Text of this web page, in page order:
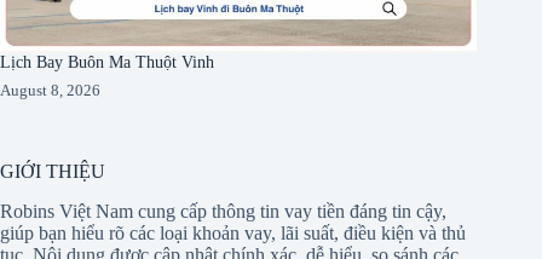
Lịch Bay Buôn Ma Thuột Vinh
August 8, 2026
GIỚI THIỆU
Robins Việt Nam cung cấp thông tin vay tiền đáng tin cậy,
giúp bạn hiểu rõ các loại khoản vay, lãi suất, điều kiện và thủ
tục. Nội dung được cập nhật chính xác, dễ hiểu, so sánh các